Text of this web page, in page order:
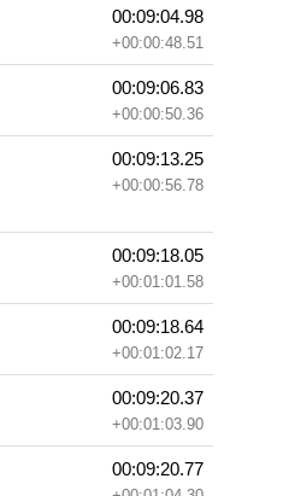
00:09:04.98
+00:00:48.51
00:09:06.83
+00:00:50.36
00:09:13.25
+00:00:56.78
00:09:18.05
+00:01:01.58
00:09:18.64
+00:01:02.17
00:09:20.37
+00:01:03.90
00:09:20.77